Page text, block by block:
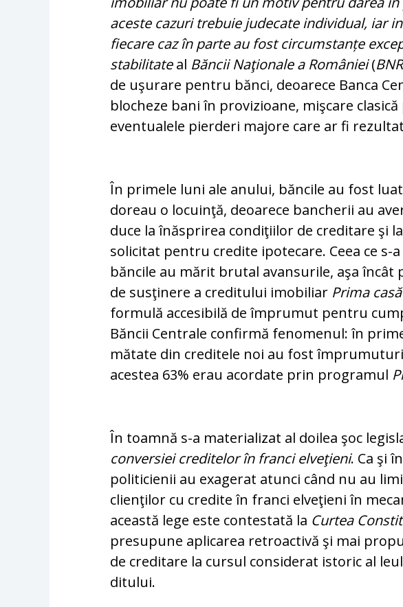
aceste cazuri trebuie judecate individual, iar
fiecare caz în parte au fost cir­cum­stan­țe
sta­bi­li­ta­teal Băncii Naţionale a României(BNR
de uşurare pen­tru bănci, deoarece Banca
blocheze bani în pro­vi­zi­oa­ne, mişcare
eventualele pierderi majore care ar fi
În primele luni ale anului, băncile au fost
doreau o locuinţă, deoarece bancherii au
duce la înăsprirea con­di­ţiilor de creditare şi
solicitat pentru credite ipotecare. Ceea ce s-
băncile au mărit brutal avansurile, aşa
de susţinere a cre­ditului imobiliar Prima casă
formulă accesibilă de îm­pru­mut pentru
Băncii Centrale confirmă fe­no­me­nul: în
mă­tate din creditele noi au fost
acestea 63% erau acor­date prin programul
În toamnă s-a materializat al doilea şoc
conversiei cre­ditelor în franci elveţieni. Ca şi
politicienii au exagerat atunci când nu au
clienţilor cu credite în franci el­ve­ţieni în
aceas­tă lege este contestată la Curtea
presupune aplicarea re­troactivă şi mai
de creditare la cursul considerat istoric al
ditului.